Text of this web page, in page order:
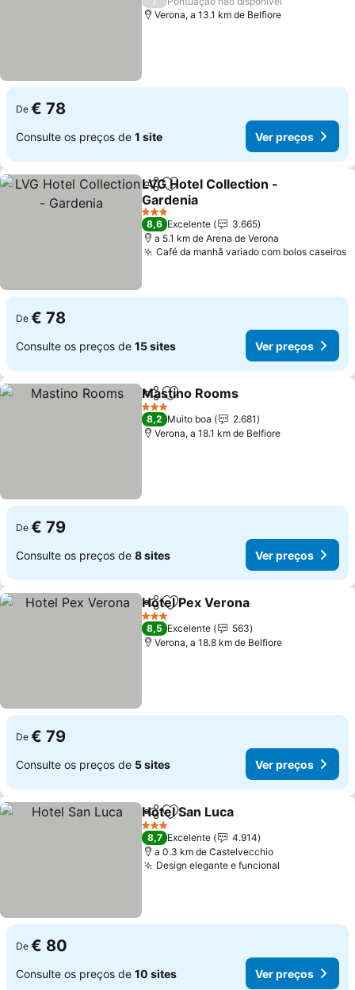
Verona, a 13.1 km de Belfiore
De € 78
Consulte os preços de 1 site Ver preços
PartilharAdicionar aos favoritos
LVG Hotel Collection -
Gardenia
3 Estrelas
8,6 Excelente
3.665
a 5.1 km de Arena de Verona
Café da manhã variado com bolos caseiros
De € 78
Consulte os preços de 15 sites Ver preços
PartilharAdicionar aos favoritos
Mastino Rooms
3 Estrelas
8,2 Muito boa
2.681
Verona, a 18.1 km de Belfiore
De € 79
Consulte os preços de 8 sites Ver preços
PartilharAdicionar aos favoritos
Hotel Pex Verona
3 Estrelas
8,5 Excelente
563
Verona, a 18.8 km de Belfiore
De € 79
Consulte os preços de 5 sites Ver preços
PartilharAdicionar aos favoritos
Hotel San Luca
3 Estrelas
8,7 Excelente
4.914
a 0.3 km de Castelvecchio
Design elegante e funcional
De € 80
Consulte os preços de 10 sites Ver preços